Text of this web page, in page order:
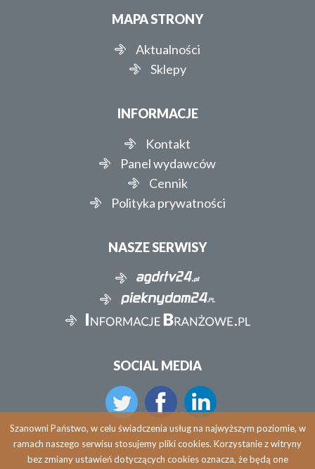
MAPA STRONY
Aktualności
Sklepy
INFORMACJE
Kontakt
Panel wydawców
Cennik
Polityka prywatności
NASZE SERWISY
SOCIAL MEDIA
Szanowni Państwo, w celu świadczenia usług na najwyższym poziomie, w
ramach naszego serwisu stosujemy pliki cookies. Korzystanie z witryny
bez zmiany ustawień dotyczących cookies oznacza, że będą one